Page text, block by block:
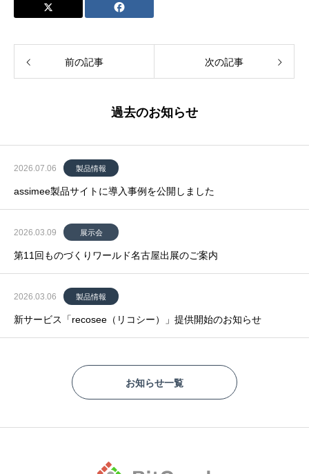
前の記事 次の記事
過去のお知らせ
2026.07.06 製品情報
assimee製品サイトに導入事例を公開しました
2026.03.09 展示会
第11回ものづくりワールド名古屋出展のご案内
2026.03.06 製品情報
新サービス「recosee（リコシー）」提供開始のお知らせ
お知らせ一覧